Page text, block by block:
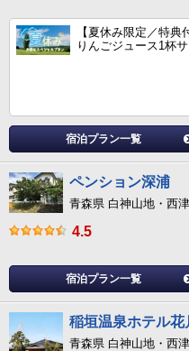
【夏休み限定／特
りんごジュース1杯
宿泊プラン一覧
ペンション深浦
青森県 白神山地・西
4.5
宿泊プラン一覧
稲垣温泉ホテル花
青森県 白神山地・西